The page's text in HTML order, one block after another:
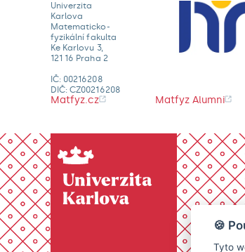
Univerzita
Karlova
Matematicko-
fyzikální fakulta
Ke Karlovu 3,
121 16 Praha 2
IČ: 00216208
DIČ: CZ00216208
Matfyz.cz Matfyz Alumni
🍪
Tyto